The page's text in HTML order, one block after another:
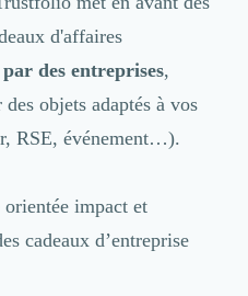
d'affaires
des entreprises,
objets adaptés à vos
RSE, événement…).
impact et
cadeaux d’entreprise